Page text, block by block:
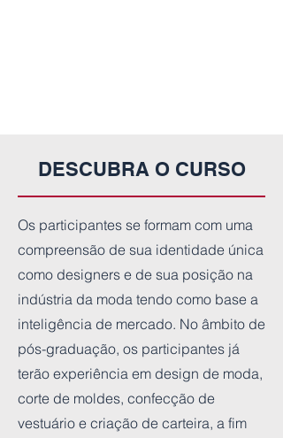
DESCUBRA O CURSO
Os participantes se formam com uma
compreensão de sua identidade única
como designers e de sua posição na
indústria da moda tendo como base a
inteligência de mercado. No âmbito de
pós-graduação, os participantes já
terão experiência em design de moda,
corte de moldes, confecção de
vestuário e criação de carteira, a fim